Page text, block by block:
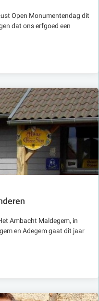
Open Monumentendag dit
dat ons erfgoed een
Ambacht Maldegem, in
en Adegem gaat dit jaar